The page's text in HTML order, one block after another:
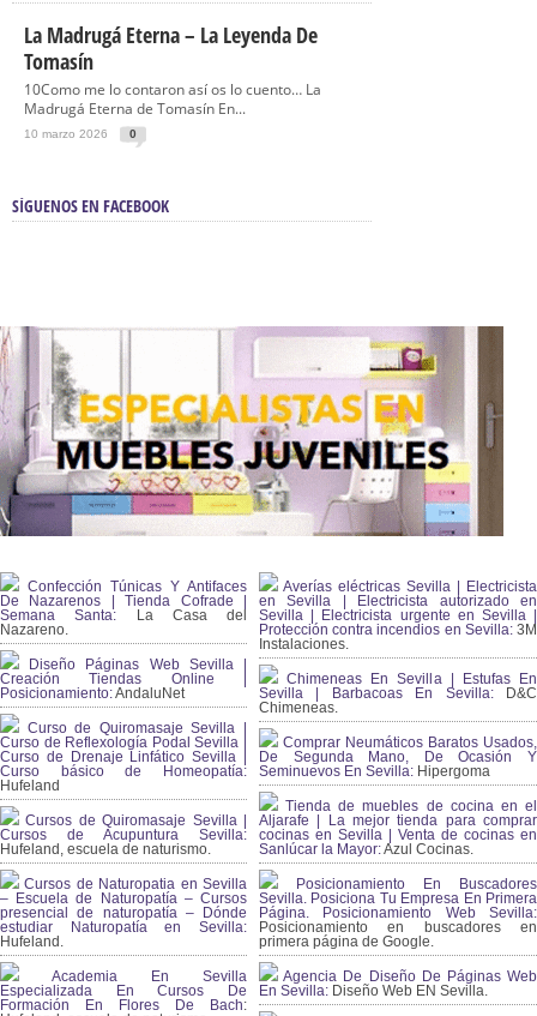
La Madrugá Eterna – La Leyenda De
Tomasín
10Como me lo contaron así os lo cuento… La
Madrugá Eterna de Tomasín En...
10 marzo 2026 0
SÍGUENOS EN FACEBOOK
Confección Túnicas Y Antifaces
De Nazarenos | Tienda Cofrade |
Semana Santa: La Casa del
Nazareno.
Diseño Páginas Web Sevilla |
Creación Tiendas Online |
Posicionamiento:AndaluNet
Curso de Quiromasaje Sevilla |
Curso de Reflexología Podal Sevilla |
Curso de Drenaje Linfático Sevilla |
Curso básico de Homeopatía:
Hufeland
Cursos de Quiromasaje Sevilla |
Cursos de Acupuntura Sevilla:
Hufeland, escuela de naturismo.
Cursos de Naturopatia en Sevilla
– Escuela de Naturopatía – Cursos
presencial de naturopatía – Dónde
estudiar Naturopatía en Sevilla:
Hufeland.
Academia En Sevilla
Especializada En Cursos De
Formación En Flores De Bach:
Averías eléctricas Sevilla | Electricista
en Sevilla | Electricista autorizado en
Sevilla | Electricista urgente en Sevilla |
Protección contra incendios en Sevilla:3M
Instalaciones.
Chimeneas En Sevilla | Estufas En
Sevilla | Barbacoas En Sevilla:D&C
Chimeneas.
Comprar Neumáticos Baratos Usados,
De Segunda Mano, De Ocasión Y
Seminuevos En Sevilla: Hipergoma
Tienda de muebles de cocina en el
Aljarafe | La mejor tienda para comprar
cocinas en Sevilla | Venta de cocinas en
Sanlúcar la Mayor:Azul Cocinas.
Posicionamiento En Buscadores
Sevilla. Posiciona Tu Empresa En Primera
Página. Posicionamiento Web Sevilla:
Posicionamiento en buscadores en
primera página de Google.
Agencia De Diseño De Páginas Web
En Sevilla: Diseño Web EN Sevilla.